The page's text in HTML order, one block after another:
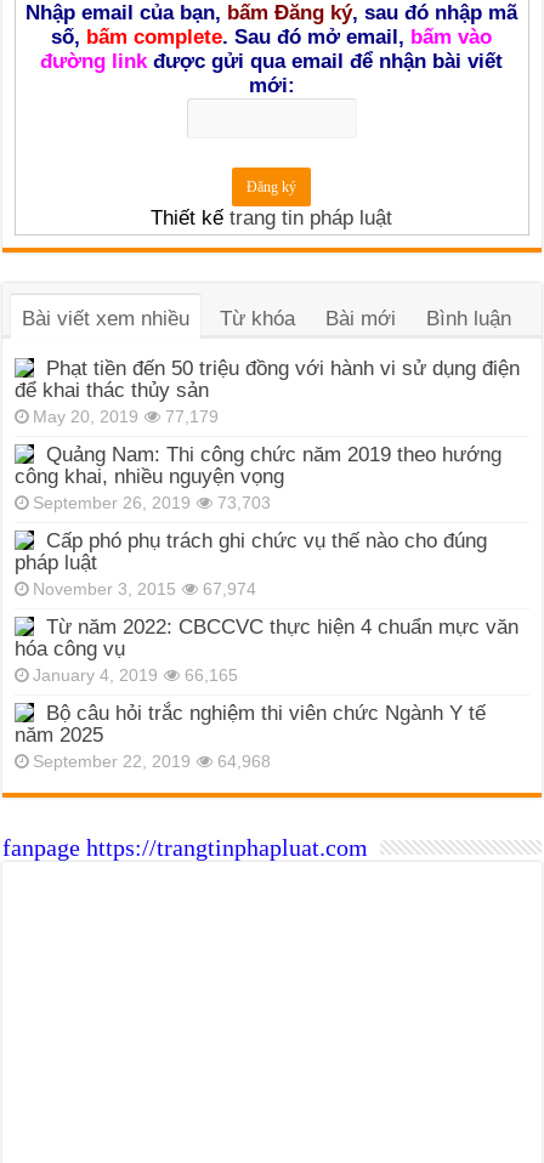
Nhập email của bạn, bấm Đăng ký, sau đó nhập mã
số, bấm complete. Sau đó mở email, bấm vào
đường linkđược gửi qua email để nhận bài viết
mới:
Thiết kếtrang tin pháp luật
Bài viết xem nhiều Từ khóa Bài mới Bình luận
Phạt tiền đến 50 triệu đồng với hành vi sử dụng điện
để khai thác thủy sản
May 20, 2019 77,179
Quảng Nam: Thi công chức năm 2019 theo hướng
công khai, nhiều nguyện vọng
September 26, 2019 73,703
Cấp phó phụ trách ghi chức vụ thế nào cho đúng
pháp luật
November 3, 2015 67,974
Từ năm 2022: CBCCVC thực hiện 4 chuẩn mực văn
hóa công vụ
January 4, 2019 66,165
Bộ câu hỏi trắc nghiệm thi viên chức Ngành Y tế
năm 2025
September 22, 2019 64,968
fanpage https://trangtinphapluat.com